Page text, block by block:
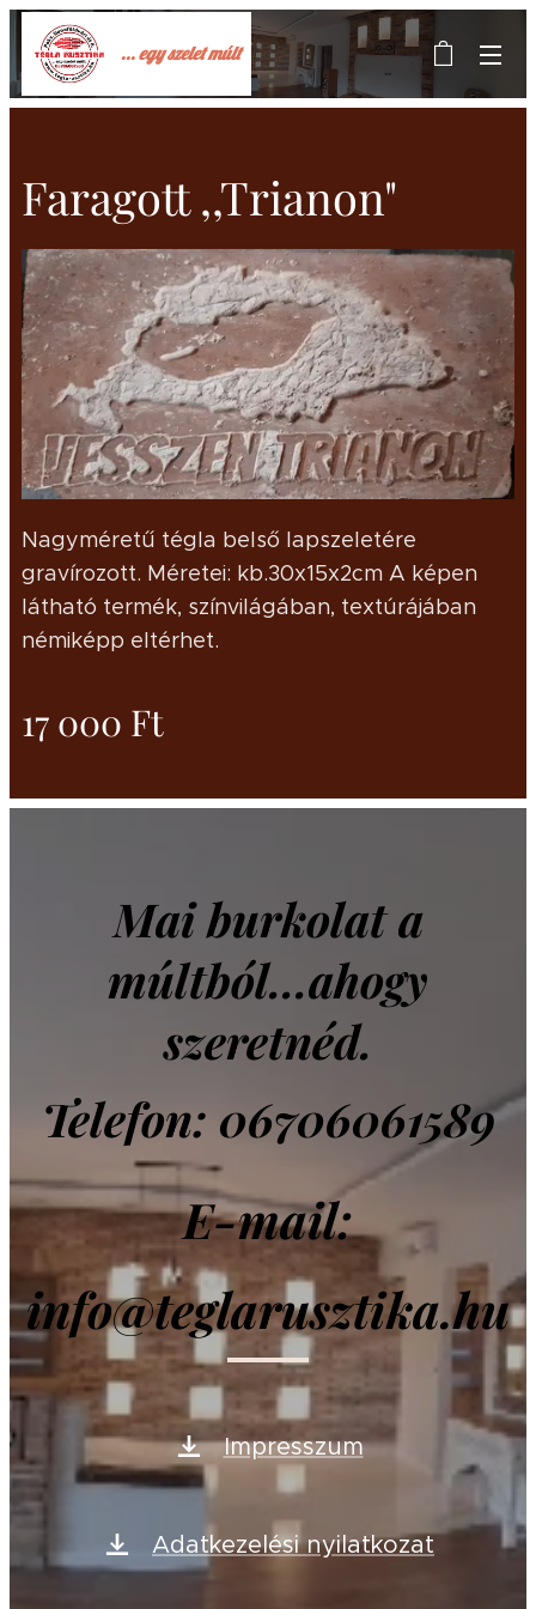
... egy szelet múlt
Faragott ,,Trianon"
Nagyméretű tégla belső lapszeletére
gravírozott. Méretei: kb.30x15x2cm A képen
látható termék, színvilágában, textúrájában
némiképp eltérhet.
17 000 Ft
Mai burkolat a
múltból...ahogy
szeretnéd.
Telefon: 06706061589
E-mail:
info@teglarusztika.hu
Impresszum
Adatkezelési nyilatkozat